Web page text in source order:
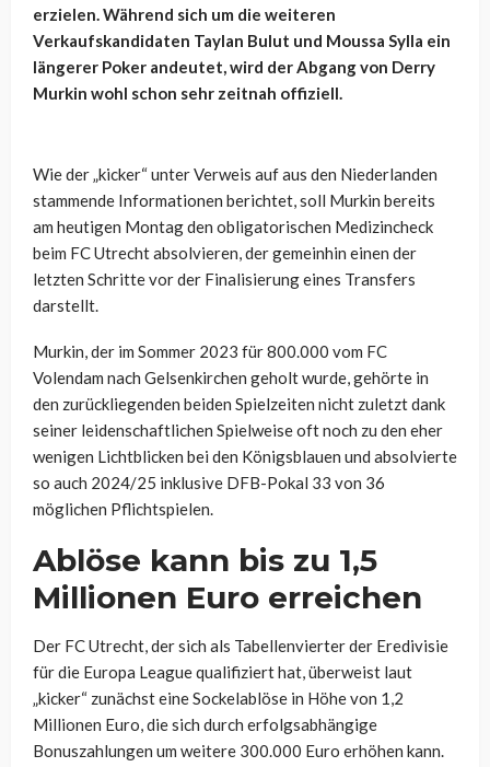
erzielen. Während sich um die weiteren
Verkaufskandidaten Taylan Bulut und Moussa Sylla ein
längerer Poker andeutet, wird der Abgang von Derry
Murkin wohl schon sehr zeitnah offiziell.
Wie der „kicker“ unter Verweis auf aus den Niederlanden
stammende Informationen berichtet, soll Murkin bereits
am heutigen Montag den obligatorischen Medizincheck
beim FC Utrecht absolvieren, der gemeinhin einen der
letzten Schritte vor der Finalisierung eines Transfers
darstellt.
Murkin, der im Sommer 2023 für 800.000 vom FC
Volendam nach Gelsenkirchen geholt wurde, gehörte in
den zurückliegenden beiden Spielzeiten nicht zuletzt dank
seiner leidenschaftlichen Spielweise oft noch zu den eher
wenigen Lichtblicken bei den Königsblauen und absolvierte
so auch 2024/25 inklusive DFB-Pokal 33 von 36
möglichen Pflichtspielen.
Ablöse kann bis zu 1,5
Millionen Euro erreichen
Der FC Utrecht, der sich als Tabellenvierter der Eredivisie
für die Europa League qualifiziert hat, überweist laut
„kicker“ zunächst eine Sockelablöse in Höhe von 1,2
Millionen Euro, die sich durch erfolgsabhängige
Bonuszahlungen um weitere 300.000 Euro erhöhen kann.